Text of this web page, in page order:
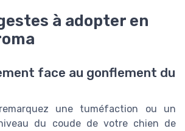
à adopter en
face au gonflement du
une tuméfaction ou un
du coude de votre chien de